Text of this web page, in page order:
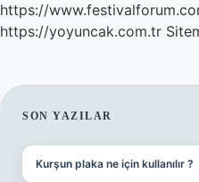
https://
https://yoyuncak.com.tr
SIDEBAR
SON YAZILAR
Kurşun plaka ne için kullanılır ?